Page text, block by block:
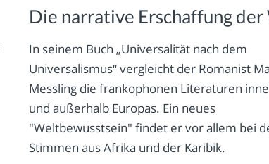
Die narrative Erschaffung
In seinem Buch „Universalität nach dem
Universalismus“ vergleicht der Romanist
Messling die frankophonen Literaturen
und außerhalb Europas. Ein neues
"Weltbewusstsein" findet er vor allem bei
Stimmen aus Afrika und der Karibik.